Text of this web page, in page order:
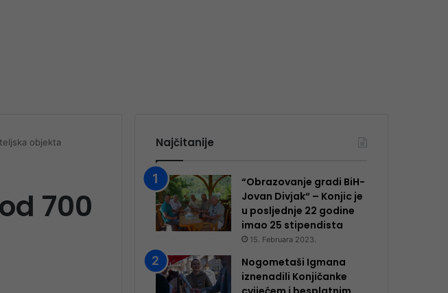
objekta
700
Najčitanije
“Obrazovanje gradi BiH-
Jovan Divjak“ – Konjic je
u posljednje 22 godine
imao 25 ​​stipendista
15. Februara 2023.
Nogometaši Igmana
iznenadili Konjičanke